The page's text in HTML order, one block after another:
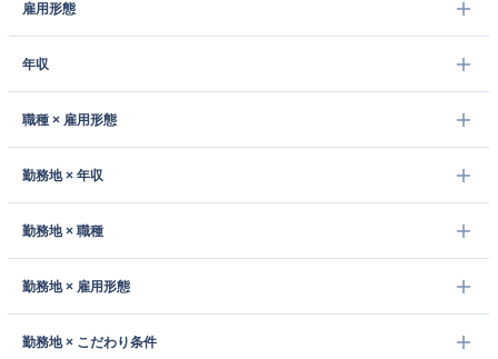
雇用形態
年収
職種 × 雇用形態
勤務地 × 年収
勤務地 × 職種
勤務地 × 雇用形態
勤務地 × こだわり条件